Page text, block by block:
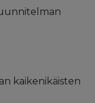
kaikenikäisten